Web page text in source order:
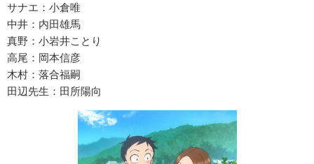
サナエ：小倉唯
中井：内田雄馬
真野：小岩井ことり
高尾：岡本信彦
木村：落合福嗣
田辺先生：田所陽向